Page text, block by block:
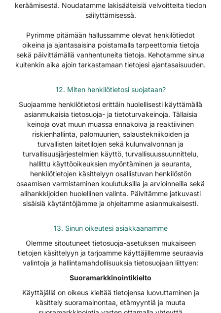
keräämisestä. Noudatamme lakisääteisiä velvoitteita tiedon
säilyttämisessä.
Pyrimme pitämään hallussamme olevat henkilötiedot
oikeina ja ajantasaisina poistamalla tarpeettomia tietoja
sekä päivittämällä vanhentuneita tietoja. Kehotamme sinua
kuitenkin aika ajoin tarkastamaan tietojesi ajantasaisuuden.
12. Miten henkilötietosi suojataan?
Suojaamme henkilötietosi erittäin huolellisesti käyttämällä
asianmukaisia tietosuoja- ja tietoturvakeinoja. Tällaisia
keinoja ovat muun muassa ennakoiva ja reaktiivinen
riskienhallinta, palomuurien, salaustekniikoiden ja
turvallisten laitetilojen sekä kulunvalvonnan ja
turvallisuusjärjestelmien käyttö, turvallisuussuunnittelu,
hallittu käyttöoikeuksien myöntäminen ja seuranta,
henkilötietojen käsittelyyn osallistuvan henkilöstön
osaamisen varmistaminen koulutuksilla ja arvioinneilla sekä
alihankkijoiden huolellinen valinta. Päivitämme jatkuvasti
sisäisiä käytäntöjämme ja ohjeitamme asianmukaisesti.​​​​​​​
13. Sinun oikeutesi asiakkaanamme
Olemme sitoutuneet tietosuoja-asetuksen mukaiseen
tietojen käsittelyyn ja tarjoamme käyttäjillemme seuraavia
valintoja ja hallintamahdollisuuksia tietosuojaan liittyen:
Suoramarkkinointikielto
Käyttäjällä on oikeus kieltää tietojensa luovuttaminen ja
käsittely suoramainontaa, etämyyntiä ja muuta